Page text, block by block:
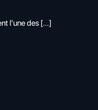
l’une des […]